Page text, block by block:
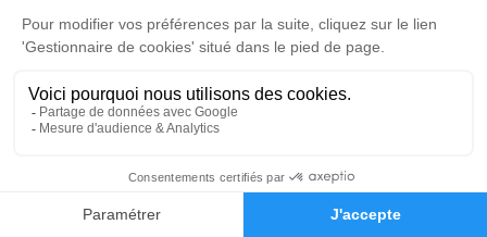
Faire-part Hommages
vendredi 17 mars 2023 à 13h30
PARC CIMETIERE COMMUNAUTAIRE D 161,
bd Université